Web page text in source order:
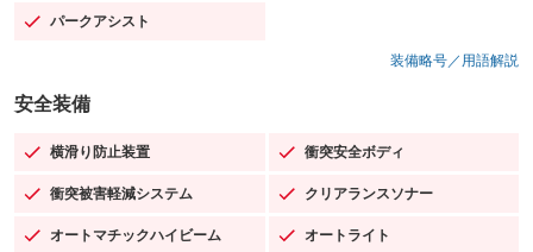
パークアシスト
：装備あり
装備略号／用語解説
安全装備
横滑り防止装置
：装備あり 衝突安全ボディ
：装備あり
衝突被害軽減システム
：装備あり クリアランスソナー
：装備あり
オートマチックハイビーム
：装備あり オートライト
：装備あり